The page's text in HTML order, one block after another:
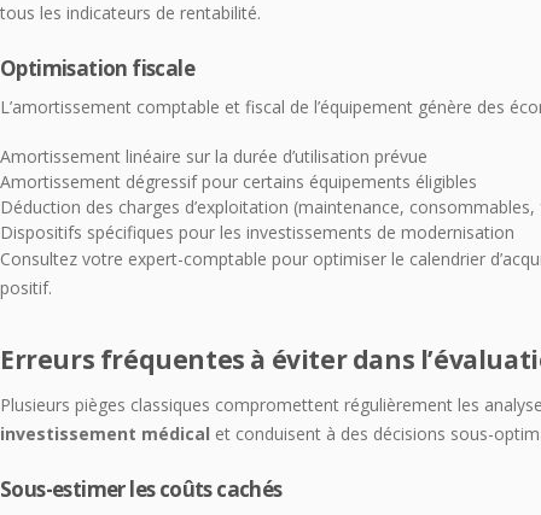
tous les indicateurs de rentabilité.
Optimisation fiscale
L’amortissement comptable et fiscal de l’équipement génère des
Amortissement linéaire sur la durée d’utilisation prévue
Amortissement dégressif pour certains équipements éligibles
Déduction des charges d’exploitation (maintenance,
Dispositifs spécifiques pour les investissements de modernisation
Consultez votre expert-comptable pour optimiser le calendrier
positif.
Erreurs fréquentes à éviter dans
Plusieurs pièges classiques compromettent régulièrement les
investissement médical et conduisent à des décisions sous-
Sous-estimer les coûts cachés